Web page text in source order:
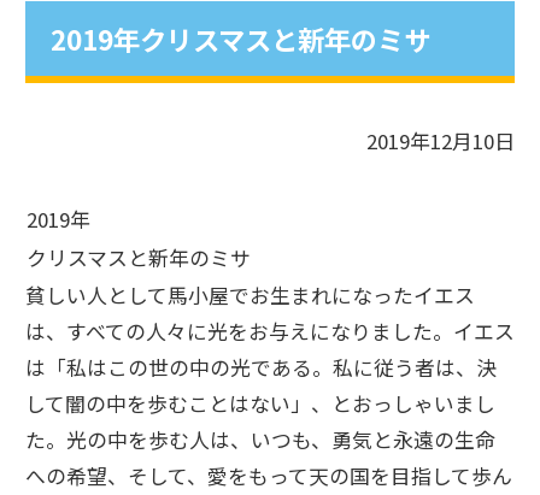
2019年クリスマスと新年のミサ
2019年12月10日
2019年
クリスマスと新年のミサ
貧しい人として馬小屋でお生まれになったイエス
は、すべての人々に光をお与えになりました。イエス
は「私はこの世の中の光である。私に従う者は、決
して闇の中を歩むことはない」、とおっしゃいまし
た。光の中を歩む人は、いつも、勇気と永遠の生命
への希望、そして、愛をもって天の国を目指して歩ん